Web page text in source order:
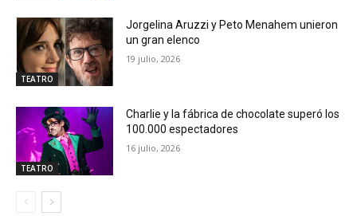
TEATRO
Jorgelina Aruzzi y Peto Menahem unieron
un gran elenco
19 julio, 2026
TEATRO
Charlie y la fábrica de chocolate superó los
100.000 espectadores
16 julio, 2026